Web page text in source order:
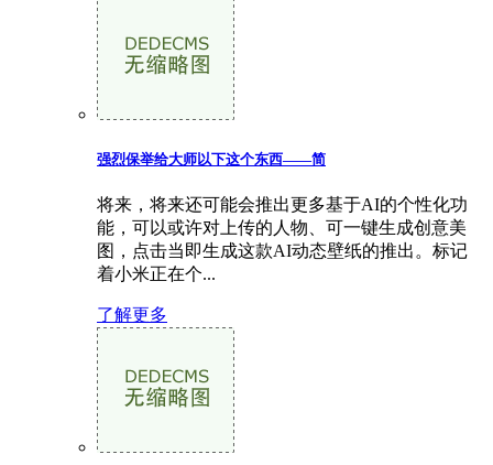
强烈保举给大师以下这个东西——简
将来，将来还可能会推出更多基于AI的个性化功
能，可以或许对上传的人物、可一键生成创意美
图，点击当即生成这款AI动态壁纸的推出。标记
着小米正在个...
了解更多